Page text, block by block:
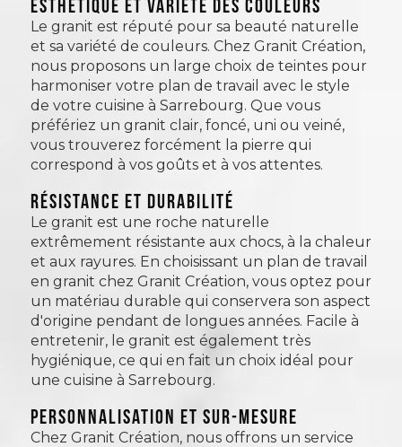
Esthétique et variété des couleurs
Le granit est réputé pour sa beauté naturelle
et sa variété de couleurs. Chez Granit Création,
nous proposons un large choix de teintes pour
harmoniser votre plan de travail avec le style
de votre cuisine à Sarrebourg. Que vous
préfériez un granit clair, foncé, uni ou veiné,
vous trouverez forcément la pierre qui
correspond à vos goûts et à vos attentes.
Résistance et durabilité
Le granit est une roche naturelle
extrêmement résistante aux chocs, à la chaleur
et aux rayures. En choisissant un plan de travail
en granit chez Granit Création, vous optez pour
un matériau durable qui conservera son aspect
d'origine pendant de longues années. Facile à
entretenir, le granit est également très
hygiénique, ce qui en fait un choix idéal pour
une cuisine à Sarrebourg.
Personnalisation et sur-mesure
Chez Granit Création, nous offrons un service